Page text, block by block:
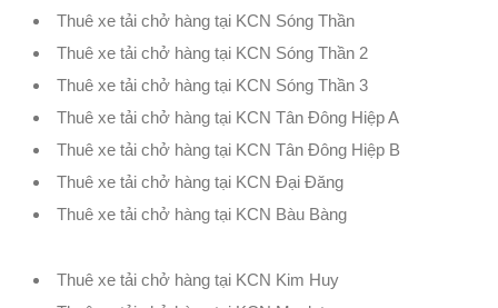
Thuê xe tải chở hàng tại KCN Sóng Thần
Thuê xe tải chở hàng tại KCN Sóng Thần 2
Thuê xe tải chở hàng tại KCN Sóng Thần 3
Thuê xe tải chở hàng tại KCN Tân Đông Hiệp A
Thuê xe tải chở hàng tại KCN Tân Đông Hiệp B
Thuê xe tải chở hàng tại KCN Đại Đăng
Thuê xe tải chở hàng tại KCN Bàu Bàng
Thuê xe tải chở hàng tại KCN Kim Huy